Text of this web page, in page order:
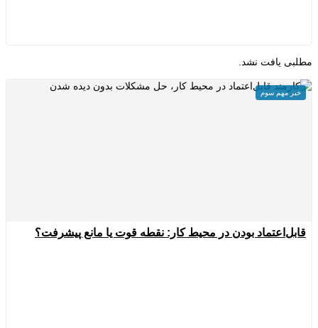
یافت نشد.
خبر مهم سوم
بودن در محیط کار: نقطه قوت یا مانع پیشرفت؟